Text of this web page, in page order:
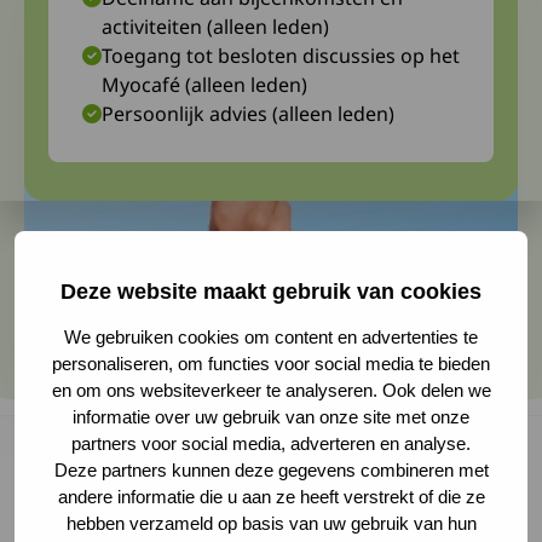
Deze website maakt gebruik van cookies
We gebruiken cookies om content en advertenties te
personaliseren, om functies voor social media te bieden
en om ons websiteverkeer te analyseren. Ook delen we
informatie over uw gebruik van onze site met onze
partners voor social media, adverteren en analyse.
Deze partners kunnen deze gegevens combineren met
andere informatie die u aan ze heeft verstrekt of die ze
hebben verzameld op basis van uw gebruik van hun
Welke ziektelast ervaren mensen met FSHD en
activiteiten (alleen leden)
Toegang tot besloten discussies op het
Myocafé (alleen leden)
Persoonlijk advies (alleen leden)